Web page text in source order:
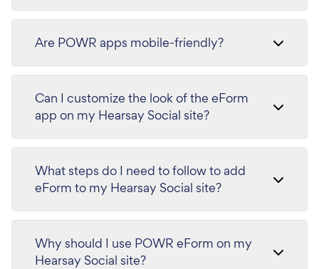
Are POWR apps mobile-friendly?
Can I customize the look of the eForm
app on my Hearsay Social site?
What steps do I need to follow to add
eForm to my Hearsay Social site?
Why should I use POWR eForm on my
Hearsay Social site?